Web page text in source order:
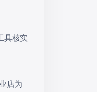
具核实
店为